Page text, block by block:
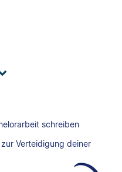
schreiben
Verteidigung deiner